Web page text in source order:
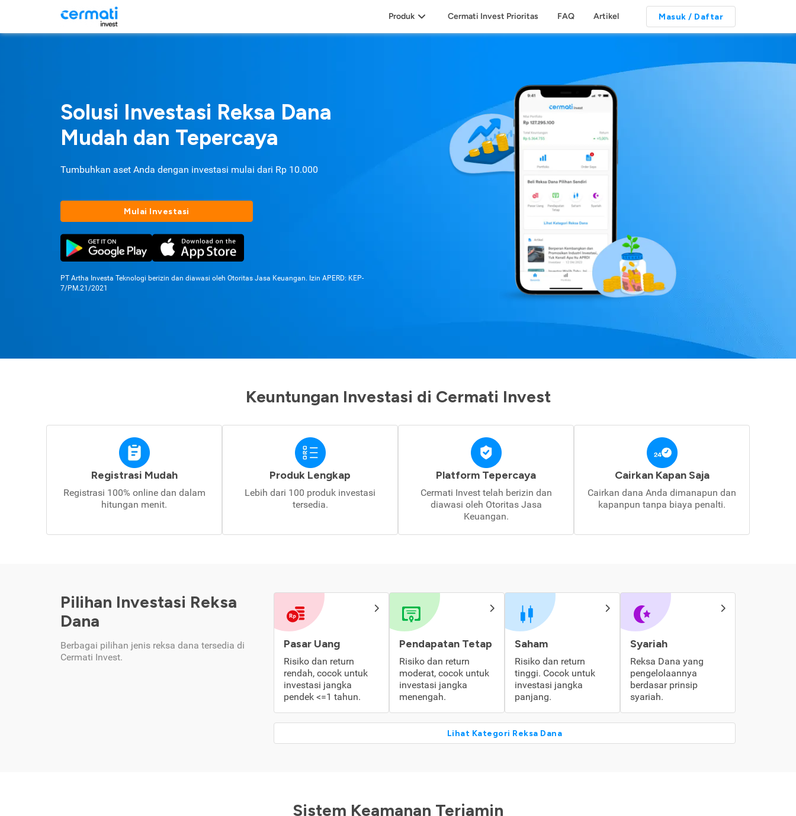
Produk Cermati Invest Prioritas FAQ Artikel Masuk / Daftar
Solusi Investasi Reksa Dana
Mudah dan Tepercaya
Tumbuhkan aset Anda dengan investasi mulai dari Rp 10.000
Mulai Investasi
PT Artha Investa Teknologi berizin dan diawasi oleh Otoritas Jasa Keuangan. Izin APERD: KEP-
7/PM.21/2021
Keuntungan Investasi di Cermati Invest
Registrasi Mudah
Registrasi 100% online dan dalam
hitungan menit.
Produk Lengkap
Lebih dari 100 produk investasi
tersedia.
Platform Tepercaya
Cermati Invest telah berizin dan
diawasi oleh Otoritas Jasa
Keuangan.
Cairkan Kapan Saja
Cairkan dana Anda dimanapun dan
kapanpun tanpa biaya penalti.
Pilihan Investasi Reksa
Dana
Berbagai pilihan jenis reksa dana tersedia di
Cermati Invest.
Pasar Uang
Risiko dan return
rendah, cocok untuk
investasi jangka
pendek <=1 tahun.
Pendapatan Tetap
Risiko dan return
moderat, cocok untuk
investasi jangka
menengah.
Saham
Risiko dan return
tinggi. Cocok untuk
investasi jangka
panjang.
Syariah
Reksa Dana yang
pengelolaannya
berdasar prinsip
syariah.
Lihat Kategori Reksa Dana
Sistem Keamanan Terjamin